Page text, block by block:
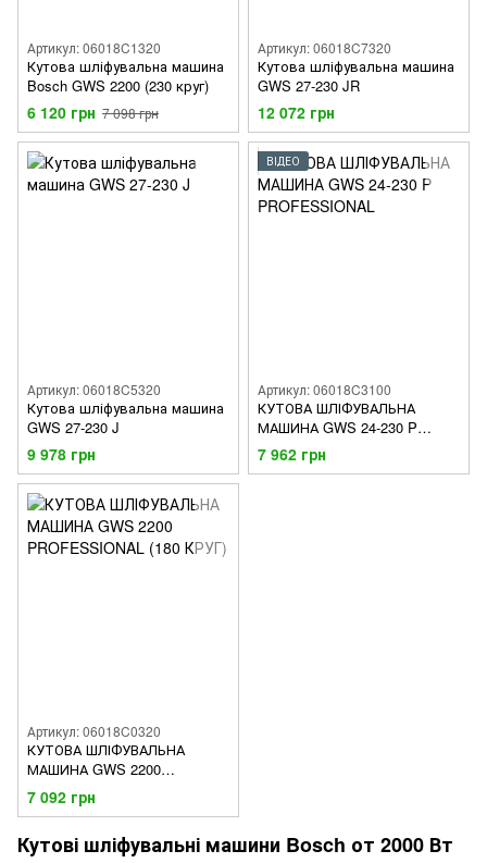
Артикул: 06018C1320
Кутова шліфувальна машина
Bosch GWS 2200 (230 круг)
6 120 грн 7 098 грн
Артикул: 06018C7320
Кутова шліфувальна машина
GWS 27-230 JR
12 072 грн
Артикул: 06018C5320
Кутова шліфувальна машина
GWS 27-230 J
9 978 грн
ВІДЕО
Артикул: 06018C3100
КУТОВА ШЛІФУВАЛЬНА
МАШИНА GWS 24-230 P
PROFESSIONAL
7 962 грн
Артикул: 06018C0320
КУТОВА ШЛІФУВАЛЬНА
МАШИНА GWS 2200
PROFESSIONAL (180 КРУГ)
7 092 грн
Кутові шліфувальні машини Bosch от 2000 Вт